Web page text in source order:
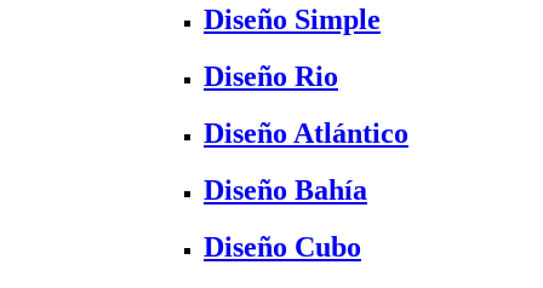
Diseño Simple
Diseño Rio
Diseño Atlántico
Diseño Bahía
Diseño Cubo